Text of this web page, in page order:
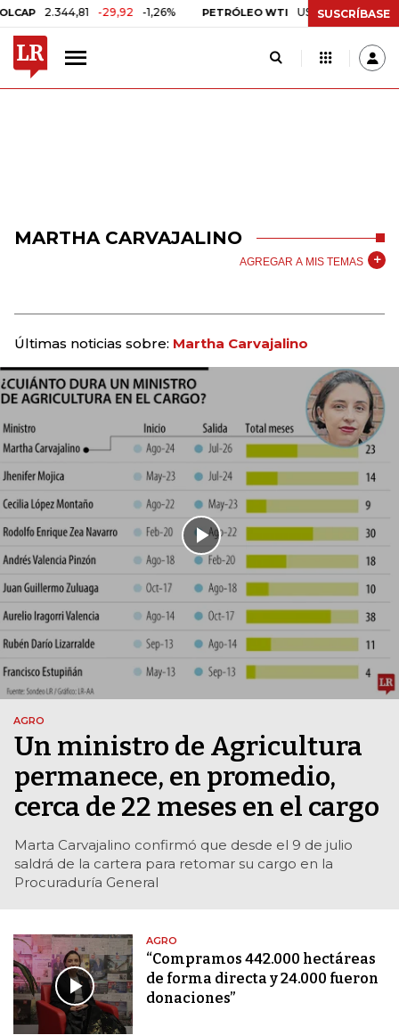
2.344,81 -29,92 -1,26% PETRÓLEO WTI US$ 75,09 -US$ 0,24
SUSCRÍBASE
MARTHA CARVAJALINO
AGREGAR A MIS TEMAS
Últimas noticias sobre: Martha Carvajalino
AGRO
Un ministro de Agricultura
permanece, en promedio,
cerca de 22 meses en el cargo
Marta Carvajalino confirmó que desde el 9 de julio
saldrá de la cartera para retomar su cargo en la
Procuraduría General
AGRO
“Compramos 442.000 hectáreas
de forma directa y 24.000 fueron
donaciones”